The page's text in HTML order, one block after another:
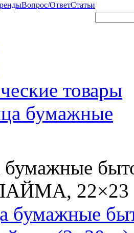
Вопрос/ОтветСтатьи
товары
бумажные
бумажные
22×23